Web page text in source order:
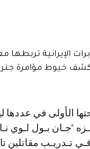
مـؤامـرة
شريطا لقناة "إي24" أنـجـزه
تـدريـب مقاتلين